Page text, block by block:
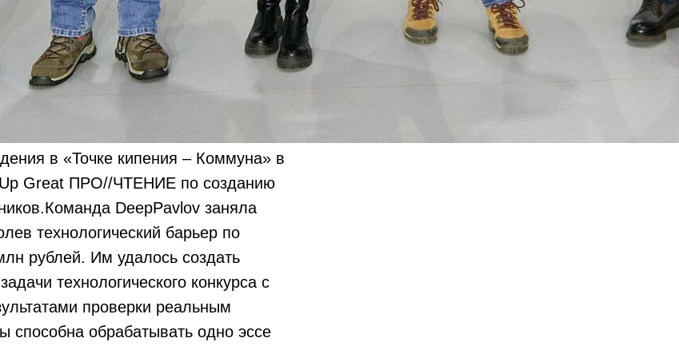
в «Точке кипения – Коммуна» в
Up Great ПРО//ЧТЕНИЕ по созданию
DeepPavlov заняла
технологический барьер по
рублей. Им удалось создать
технологического конкурса с
проверки реальным
способна обрабатывать одно эссе